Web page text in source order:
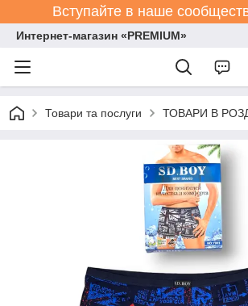
Вступайте в наше
Интернет-магазин «PREMIUM»
Товари та послуги ТОВАРИ В